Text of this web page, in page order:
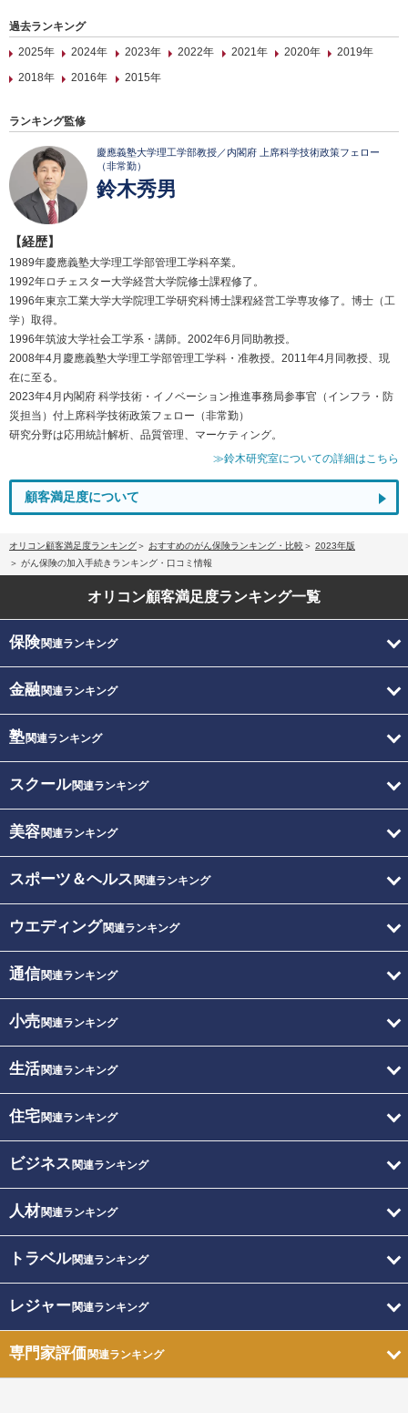
過去ランキング
2025年
2024年 2023年 2022年 2021年 2020年
2019年
2018年
2016年 2015年
ランキング監修
慶應義塾大学理工学部教授／内閣府 上席科学技術政策フェロー
（非常勤）
鈴木秀男
【経歴】
1989年慶應義塾大学理工学部管理工学科卒業。
1992年ロチェスター大学経営大学院修士課程修了。
1996年東京工業大学大学院理工学研究科博士課程経営工学専攻修了。博士（工
学）取得。
1996年筑波大学社会工学系・講師。2002年6月同助教授。
2008年4月慶應義塾大学理工学部管理工学科・准教授。2011年4月同教授、現
在に至る。
2023年4月内閣府 科学技術・イノベーション推進事務局参事官（インフラ・防
災担当）付上席科学技術政策フェロー（非常勤）
研究分野は応用統計解析、品質管理、マーケティング。
≫鈴木研究室についての詳細はこちら
顧客満足度について
オリコン顧客満足度ランキング おすすめのがん保険ランキング・比較
2023年版
がん保険の加入手続きランキング・口コミ情報
オリコン顧客満足度ランキング一覧
保険関連ランキング
金融関連ランキング
塾関連ランキング
スクール関連ランキング
美容関連ランキング
スポーツ＆ヘルス 関連ランキング
ウエディング関連ランキング
通信関連ランキング
小売関連ランキング
生活関連ランキング
住宅関連ランキング
ビジネス 関連ランキング
人材関連ランキング
トラベル関連ランキング
レジャー関連ランキング
専門家評価関連ランキング